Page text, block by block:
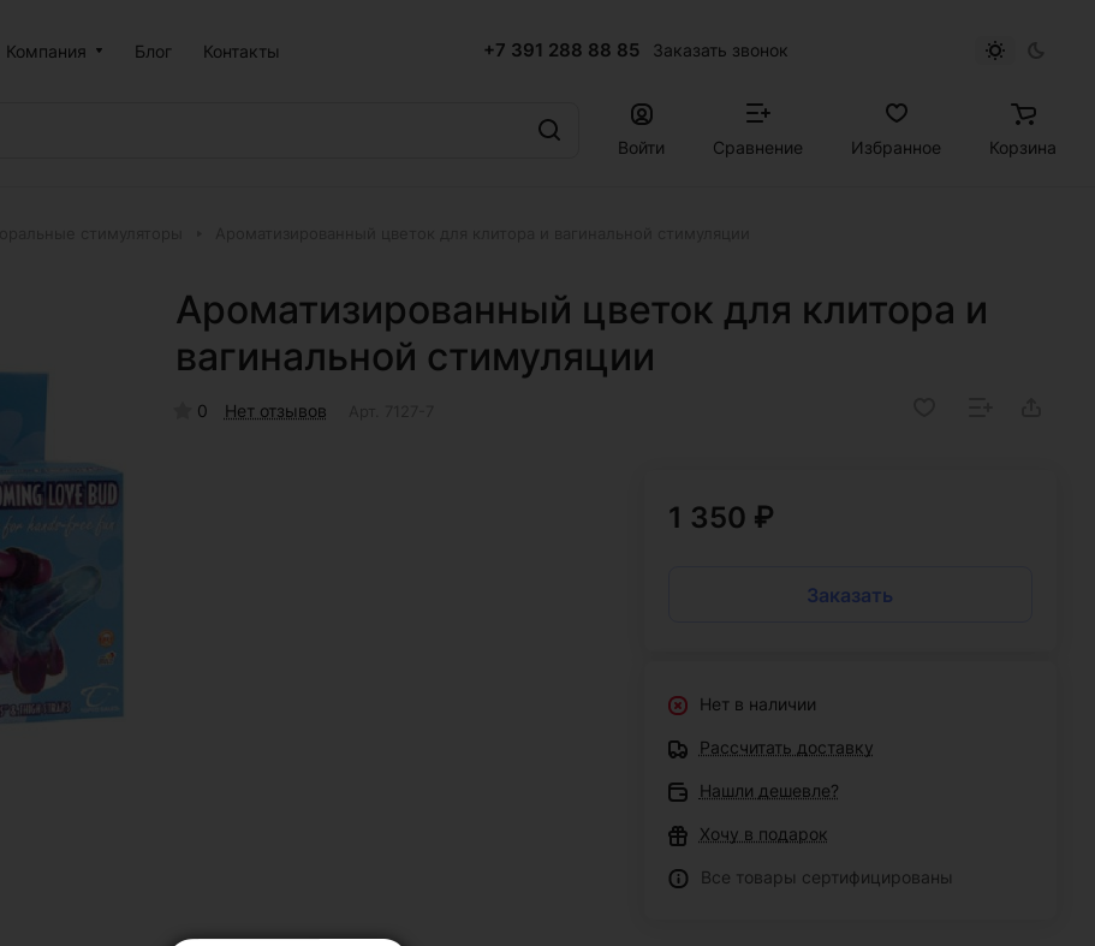
Компания Блог Контакты +7 391 288 88 85 Заказать звонок
Войти Сравнение Избранное Корзина
Ароматизированный цветок для клитора и
вагинальной стимуляции
0 Нет отзывов
1 350 ₽
Заказать
Нет в наличии
Рассчитать доставку
Нашли дешевле?
Хочу в подарок
Все товары сертифицированы